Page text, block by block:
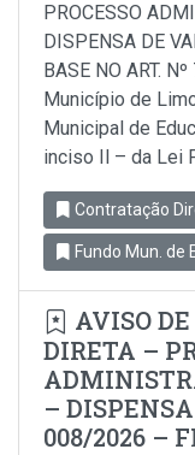
PROCESSO
DISPENSA DE
BASE NO ART.
Município de
Municipal de
inciso Il – da Lei
Contratação
Fundo Mun. de
AVISO
DIRETA –
–
008/2026 –